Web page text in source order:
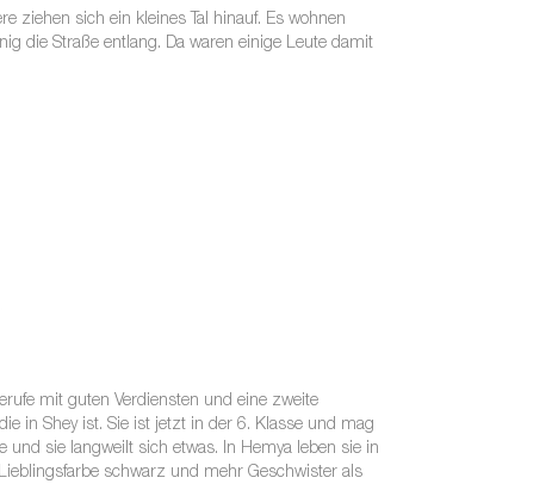
ziehen sich ein kleines Tal hinauf. Es wohnen
die Straße entlang. Da waren einige Leute damit
mit guten Verdiensten und eine zweite
in Shey ist. Sie ist jetzt in der 6. Klasse und mag
sie langweilt sich etwas. In Hemya leben sie in
schwarz und mehr Geschwister als